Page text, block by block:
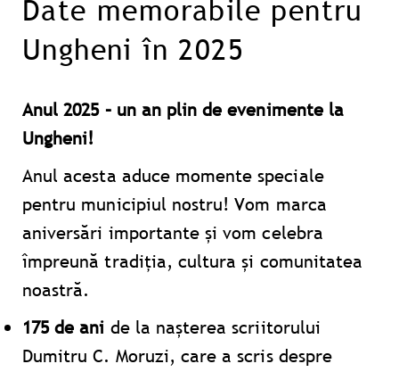
Date memorabile pentru
Ungheni în 2025
Anul 2025 – un an plin de evenimente la
Ungheni!
Anul acesta aduce momente speciale
pentru municipiul nostru! Vom marca
aniversări importante și vom celebra
împreună tradiția, cultura și comunitatea
noastră.
175 de ani de la nașterea scriitorului
Dumitru C. Moruzi, care a scris despre